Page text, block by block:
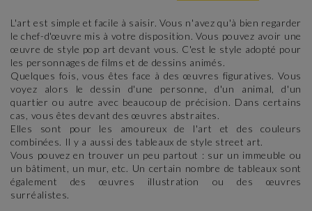
L'art est simple et facile à saisir. Vous n'avez qu'à bien regarder
le chef-d'œuvre mis à votre disposition. Vous pouvez avoir une
œuvre de style pop art devant vous. C'est le style adopté pour
les personnages de films et de dessins animés.
Quelques fois, vous êtes face à des œuvres figuratives. Vous
voyez alors le dessin d'une personne, d'un animal, d'un
quartier ou autre avec beaucoup de précision. Dans certains
cas, vous êtes devant des œuvres abstraites.
Elles sont pour les amoureux de l'art et des couleurs
combinées. Il y a aussi des tableaux de style street art.
Vous pouvez en trouver un peu partout : sur un immeuble ou
un bâtiment, un mur, etc. Un certain nombre de tableaux sont
également des œuvres illustration ou des œuvres
surréalistes.